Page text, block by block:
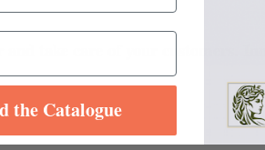
take care of your customers.
the Catalogue